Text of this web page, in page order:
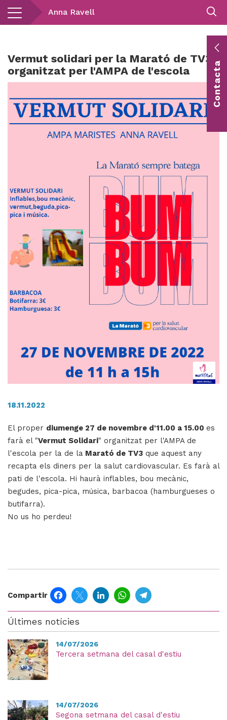
Vés
Anna Ravell
Vermut solidari per la Marató de TV3
organitzat per l'AMPA de l'escola
18.11.2022
El proper diumenge 27 de novembre d'11.00 a 15.00 es
farà el "Vermut Solidari" organitzat per l'AMPA de
l'escola per la de la Marató de TV3 que aquest any
recapta els diners per la salut cardiovascular. Es farà al
pati de l'escola. Hi haurà inflables, bou mecànic,
begudes, pica-pica, música, barbacoa (hamburgueses o
butifarra).
No us ho perdeu!
Compartir FacebookTwitterLinkedInWhatsApp
Últimes notícies
14/07/2026
Tercera setmana del casal d'estiu
14/07/2026
Segona setmana del casal d'estiu
Contacta